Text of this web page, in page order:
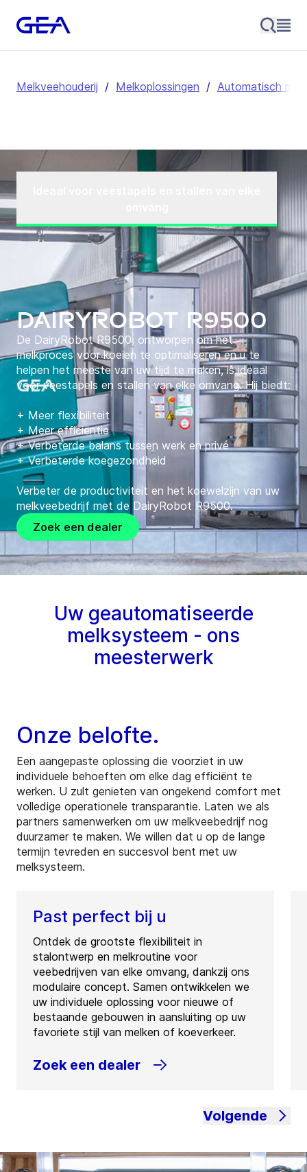
Melkveehouderij / Melkoplossingen / Automatisch
DairyRobot R9500
De DairyRobot R9500, ontworpen om het
melkproces voor koeien te optimaliseren en u te
helpen het meeste van uw tijd te maken, is ideaal
voor veestapels en stallen van elke omvang. Hij biedt:
+ Meer flexibiliteit
+ Meer efficiëntie
+ Verbeterde balans tussen werk en privé
+ Verbeterde koegezondheid
Verbeter de productiviteit en het koewelzijn van uw
melkveebedrijf met de DairyRobot R9500.
Zoek een dealer
Uw geautomatiseerde
melksysteem - ons
meesterwerk
Onze belofte.
Een aangepaste oplossing die voorziet in uw
individuele behoeften om elke dag efficiënt te
werken. U zult genieten van ongekend comfort met
volledige operationele transparantie. Laten we als
partners samenwerken om uw melkveebedrijf nog
duurzamer te maken. We willen dat u op de lange
termijn tevreden en succesvol bent met uw
melksysteem.
Past perfect bij u
Ontdek de grootste flexibiliteit in
stalontwerp en melkroutine voor
veebedrijven van elke omvang, dankzij ons
modulaire concept. Samen ontwikkelen we
uw individuele oplossing voor nieuwe of
bestaande gebouwen in aansluiting op uw
favoriete stijl van melken of koeverkeer.
Zoek een dealer
Volgende